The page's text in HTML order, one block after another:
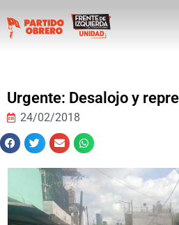
Urgente: Desalojo y
24/02/2018